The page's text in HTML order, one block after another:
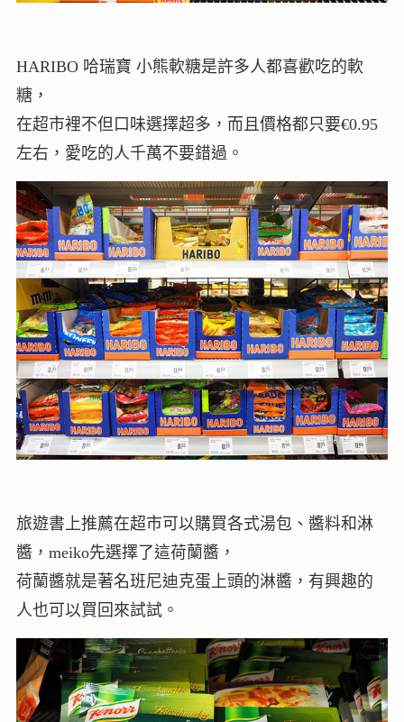
HARIBO 哈瑞寶 小熊軟糖是許多人都喜歡吃的軟
糖，
在超市裡不但口味選擇超多，而且價格都只要€0.95
左右，愛吃的人千萬不要錯過。
旅遊書上推薦在超市可以購買各式湯包、醬料和淋
醬，meiko先選擇了這荷蘭醬，
荷蘭醬就是著名班尼迪克蛋上頭的淋醬，有興趣的
人也可以買回來試試。